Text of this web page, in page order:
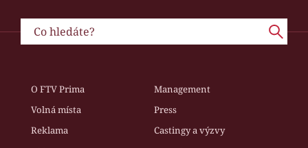
O FTV Prima
Management
Volná místa
Press
Reklama
Castingy a výzvy